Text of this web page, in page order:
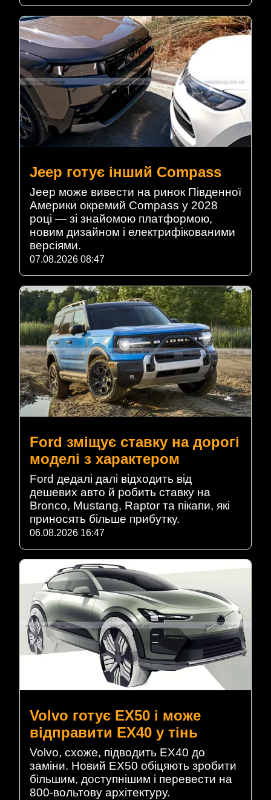
Jeep готує інший Compass
Jeep може вивести на ринок Південної
Америки окремий Compass у 2028
році — зі знайомою платформою,
новим дизайном і електрифікованими
версіями.
07.08.2026 08:47
Ford зміщує ставку на дорогі
моделі з характером
Ford дедалі далі відходить від
дешевих авто й робить ставку на
Bronco, Mustang, Raptor та пікапи, які
приносять більше прибутку.
06.08.2026 16:47
Volvo готує EX50 і може
відправити EX40 у тінь
Volvo, схоже, підводить EX40 до
заміни. Новий EX50 обіцяють зробити
більшим, доступнішим і перевести на
800-вольтову архітектуру.